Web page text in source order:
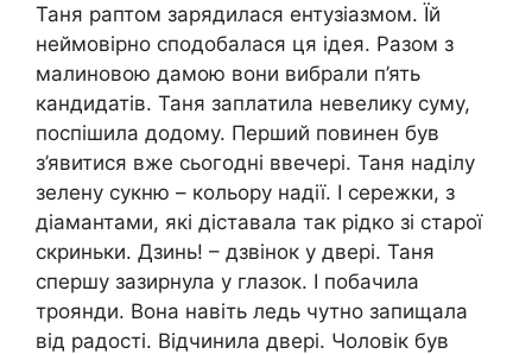
Таня раптом зарядилася ентузіазмом. Їй
неймовірно сподобалася ця ідея. Разом з
малиновою дамою вони вибрали п’ять
кандидатів. Таня заплатила невелику суму,
поспішила додому. Перший повинен був
з’явитися вже сьогодні ввечері. Таня наділу
зелену сукню – кольору надії. І сережки, з
діамантами, які діставала так рідко зі старої
скриньки. Дзинь! – дзвінок у двері. Таня
спершу зазирнула у глазок. І побачила
троянди. Вона навіть ледь чутно запищала
від радості. Відчинила двері. Чоловік був